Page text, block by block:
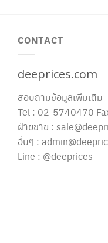
CONTACT
deeprices.com
สอบถามข้อมูลเพิ่มเติม
Tel : 02-5740470
ฝ่ายขาย :
อื่นๆ :
Line : @deeprices